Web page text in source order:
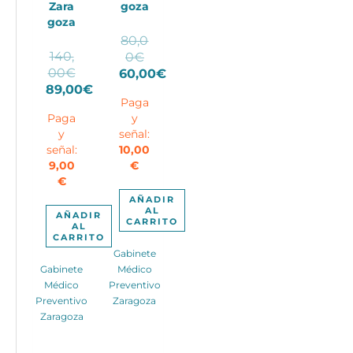
Zara
goza
140,
00€El
precio
original
era:
140,00€.
89,00€
precio
actual
es:
89,00€.
Paga
y
señal:
9,00
€
AÑADIR
AL
CARRITO
Gabinete
Médico
Preventivo
Zaragoza
goza
80,0
0€El
precio
era:
60,00€
precio
actual
es:
60,00€.
Paga
y
señal:
10,00
€
AÑADIR
AL
CARRITO
Gabinete
Médico
Preventivo
Zaragoza